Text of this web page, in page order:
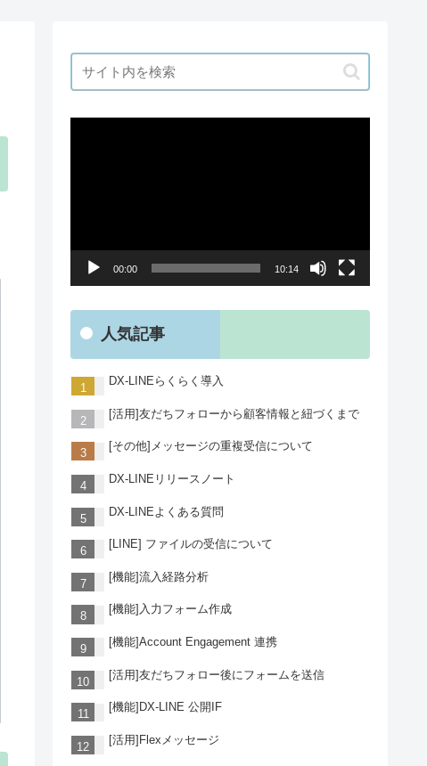
ヤ
00:00 10:14
人気記事
DX-LINEらくらく導入
[活用]友だちフォローから顧客情報と紐づくまで
[その他]メッセージの重複受信について
DX-LINEリリースノート
DX-LINEよくある質問
[LINE] ファイルの受信について
[機能]流入経路分析
[機能]入力フォーム作成
[機能]Account Engagement 連携
[活用]友だちフォロー後にフォームを送信
[機能]DX-LINE 公開IF
[活用]Flexメッセージ